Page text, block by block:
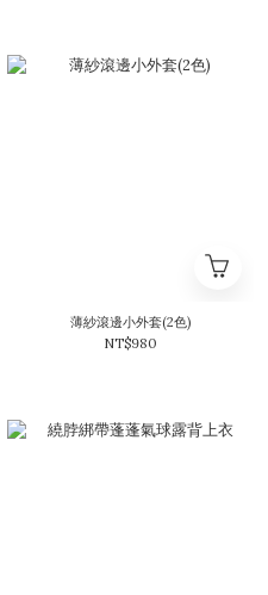
薄紗滾邊小外套(2色)
NT$980